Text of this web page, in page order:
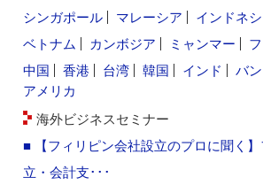
シンガポール
マレーシア インドネ
ベトナム
カンボジア ミャンマー
中国
香港 台湾 韓国 インド バ
アメリカ
海外ビジネスセミナー
■ 【フィリピン会社設立のプロに聞く
立・会計支･･･